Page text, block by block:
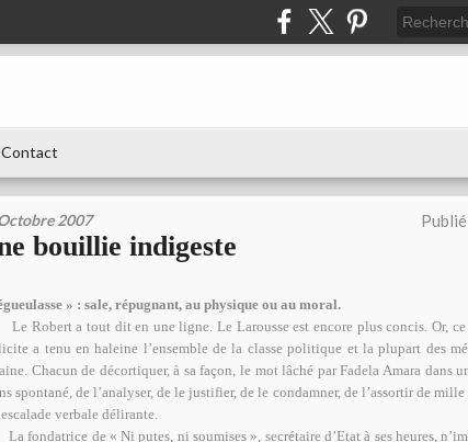
Contact
2007
bouillie indigeste
» : sale, répugnant, au physique ou au moral.
Robert a tout dit en une ligne. Le Larousse est encore plus concis. Or,
a tenu en haleine l’ensemble de la classe politique et la plupart des
Chacun de décortiquer, à sa façon, le mot lâché par Fadela Amara dans
spontané, de l’analyser, de le justifier, de le condamner, de l’assortir de
verbale délirante.
fondatrice de « Ni putes, ni soumises », secrétaire d’Etat à ses heures,